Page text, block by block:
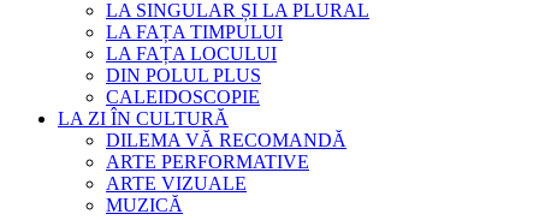
LA SINGULAR ȘI LA PLURAL
LA FAȚA TIMPULUI
LA FAȚA LOCULUI
DIN POLUL PLUS
CALEIDOSCOPIE
LA ZI ÎN CULTURĂ
DILEMA VĂ RECOMANDĂ
ARTE PERFORMATIVE
ARTE VIZUALE
MUZICĂ